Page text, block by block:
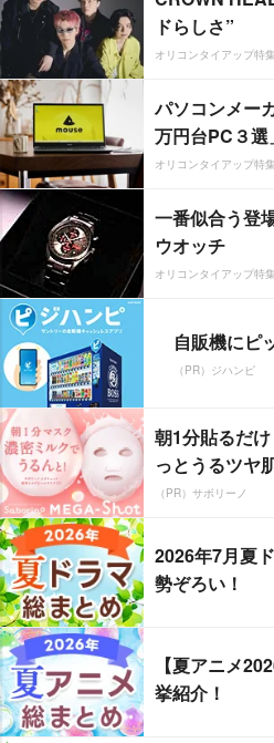
ドらしさ”
オリコンタイアップ特集
パソコンメー
万円台PC３選
オリコンタイアップ特集
一番似合う登
ウオッチ
オリコンタイアップ特集
自販機にピ
（PR）ジハンピ
朝1分貼るだ
っとうるツヤ
（PR）サボリーノ
2026年7月夏
勢ぞろい！
【夏アニメ
挙紹介！